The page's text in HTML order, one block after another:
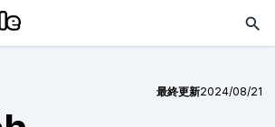
最終更新2024/08/21